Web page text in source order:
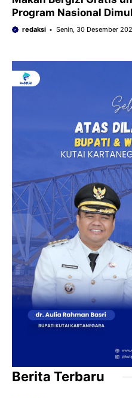
Program Nasional
redaksi Senin, 30 Desember
Berita Terbaru